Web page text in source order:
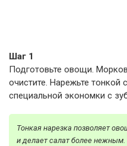
Шаг 1
Подготовьте овощи.
очистите. Нарежьте
специальной экономки с
Тонкая нарезка позволяет
и делает салат более нежным.